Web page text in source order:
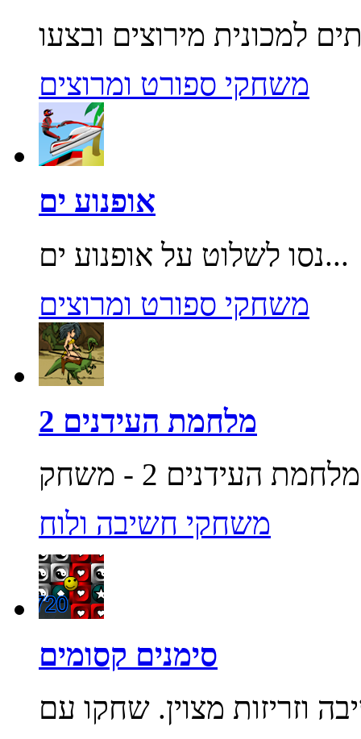
משחקי ספורט ומרוצים
אופנוע ים
נסו לשלוט על אופנוע ים...
משחקי ספורט ומרוצים
מלחמת העידנים 2
משחקי חשיבה ולוח
סימנים קסומים